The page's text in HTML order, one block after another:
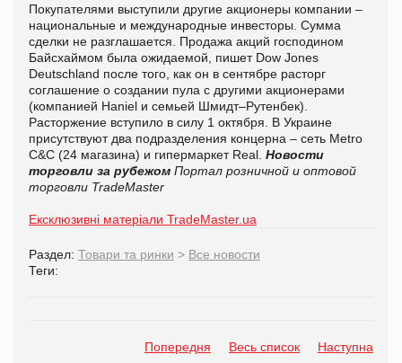
Покупателями выступили другие акционеры компании –
национальные и международные инвесторы. Сумма
сделки не разглашается. Продажа акций господином
Байсхаймом была ожидаемой, пишет Dow Jones
Deutschland после того, как он в сентябре расторг
соглашение о создании пула с другими акционерами
(компанией Haniel и семьей Шмидт–Рутенбек).
Расторжение вступило в силу 1 октября. В Украине
присутствуют два подразделения концерна – сеть Metro
C&C (24 магазина) и гипермаркет Real. Новости
торговли за рубежом Портал розничной и оптовой
торговли TradeMaster
Ексклюзивні матеріали TradeMaster.ua
Раздел: Товари та ринки > Все новости
Теги:
Попередня Весь список Наступна